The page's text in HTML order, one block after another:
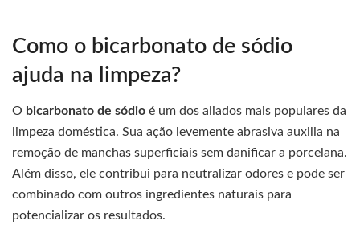
Como o bicarbonato de sódio
ajuda na limpeza?
O bicarbonato de sódio é um dos aliados mais populares da
limpeza doméstica. Sua ação levemente abrasiva auxilia na
remoção de manchas superficiais sem danificar a porcelana.
Além disso, ele contribui para neutralizar odores e pode ser
combinado com outros ingredientes naturais para
potencializar os resultados.